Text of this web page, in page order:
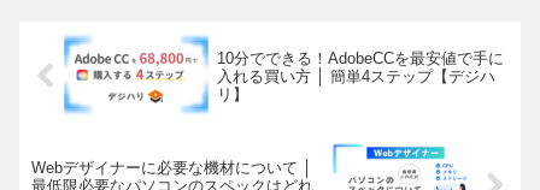
10分でできる！AdobeCCを最安値で手に
入れる買い方 │ 簡単4ステップ【デジハ
リ】
Webデザイナーに必要な機材について │
最低限必要なパソコンのスペックはどれ